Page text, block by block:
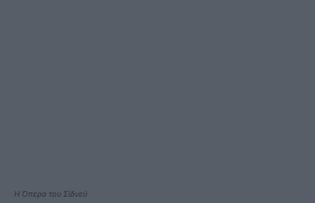
Η Όπερα του Σίδνεϋ